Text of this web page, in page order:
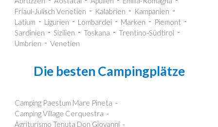
Friaul-Julisch Venetien
Kalabrien
Kampanien
Latium
Ligurien Lombardei Marken
Piemont
Sardinien
Sizilien Toskana
Trentino-Südtirol
Umbrien
Venetien
Die besten Campingplätze
Camping Paestum Mare Pineta
Camping Village Cerquestra
Agriturismo Tenuta Don Giovanni